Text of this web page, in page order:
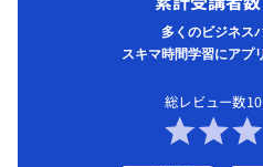
多くのビジネス
スキマ時間学習にアプ
総レビュー数